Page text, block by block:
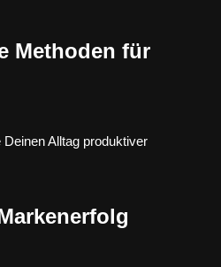
Methoden für
Alltag produktiver